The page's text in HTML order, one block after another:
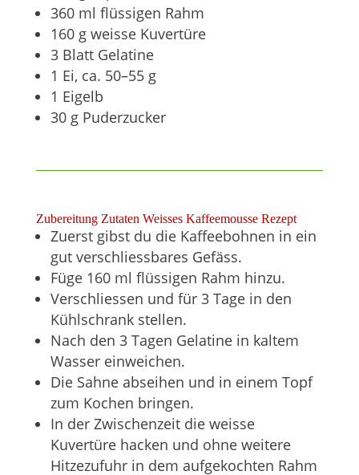
360 ml flüssigen Rahm
160 g weisse Kuvertüre
3 Blatt Gelatine
1 Ei, ca. 50–55 g
1 Eigelb
30 g Puderzucker
Zubereitung Zutaten Weisses Kaffeemousse Rezept
Zuerst gibst du die Kaffeebohnen in ein
gut verschliessbares Gefäss.
Füge 160 ml flüssigen Rahm hinzu.
Verschliessen und für 3 Tage in den
Kühlschrank stellen.
Nach den 3 Tagen Gelatine in kaltem
Wasser einweichen.
Die Sahne abseihen und in einem Topf
zum Kochen bringen.
In der Zwischenzeit die weisse
Kuvertüre hacken und ohne weitere
Hitzezufuhr in dem aufgekochten Rahm